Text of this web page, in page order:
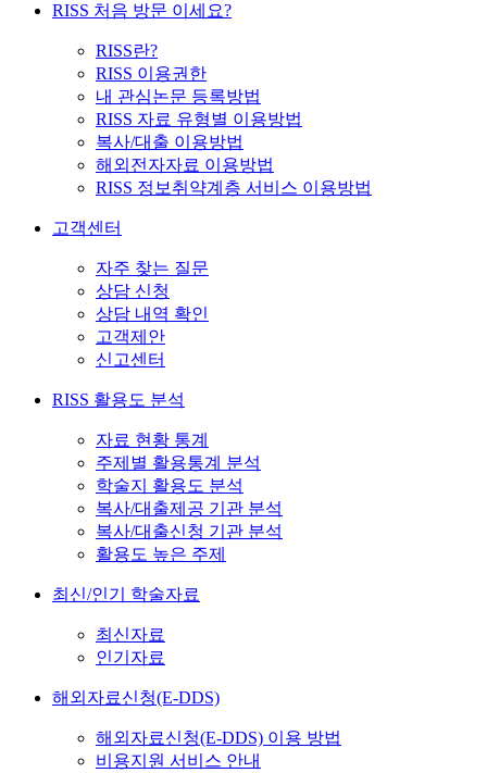
RISS 처음 방문 이세요?
RISS란?
RISS 이용권한
내 관심논문 등록방법
RISS 자료 유형별 이용방법
복사/대출 이용방법
해외전자자료 이용방법
RISS 정보취약계층 서비스 이용방법
고객센터
자주 찾는 질문
상담 신청
상담 내역 확인
고객제안
신고센터
RISS 활용도 분석
자료 현황 통계
주제별 활용통계 분석
학술지 활용도 분석
복사/대출제공 기관 분석
복사/대출신청 기관 분석
활용도 높은 주제
최신/인기 학술자료
최신자료
인기자료
해외자료신청(E-DDS)
해외자료신청(E-DDS) 이용 방법
비용지원 서비스 안내